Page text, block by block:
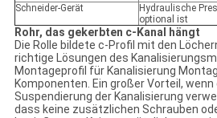
Schneider-Gerät
Hydraulische
optional ist
Rohr, das gekerbten c-Kanal hängt
Die Rolle bildete c-Profil mit den
richtige Lösungen des
Montageprofil für Kanalisierung
Komponenten. Ein großer Vorteil,
Suspendierung der Kanalisierung
dass keine zusätzlichen Schrauben